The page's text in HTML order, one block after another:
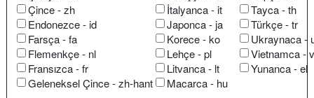
Çince - zh
Endonezce - id
Farsça - fa
Flemenkçe - nl
Fransızca - fr
Geleneksel Çince - zh-hant
İtalyanca - it
Japonca - ja
Korece - ko
Lehçe - pl
Litvanca - lt
Macarca - hu
Tayca - th
Türkçe - tr
Ukraynaca -
Vietnamca -
Yunanca - el